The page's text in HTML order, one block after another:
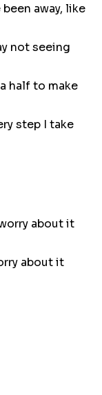
away, like
not seeing
half to make
step I take
about it
about it